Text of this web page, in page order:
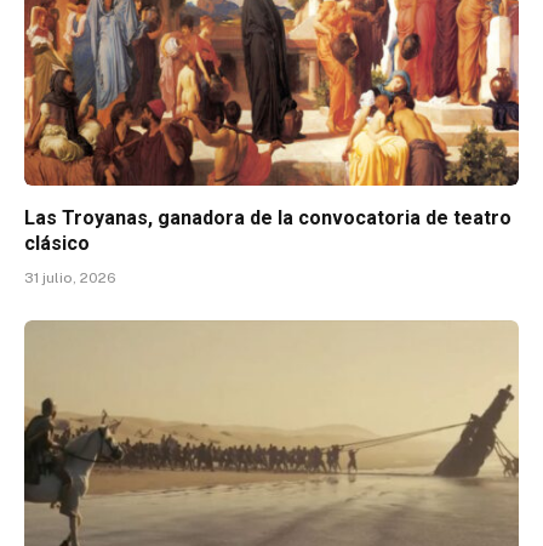
Las Troyanas, ganadora de la convocatoria de teatro
clásico
31 julio, 2026